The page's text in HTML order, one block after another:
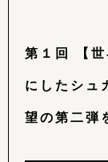
第１回 【
にしたシュ
望の第二弾